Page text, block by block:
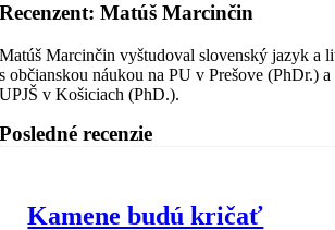
Recenzent: Matúš Marcinčin
Matúš Marcinčin vyštudoval slovenský jazyk a
s občianskou náukou na PU v Prešove (PhDr.)
UPJŠ v Košiciach (PhD.).
Posledné recenzie
Kamene budú kričať